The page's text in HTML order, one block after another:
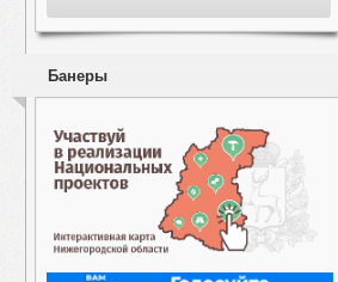
Банеры